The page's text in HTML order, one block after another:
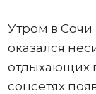
Утром в Сочи
оказался
отдыхающих
соцсетях